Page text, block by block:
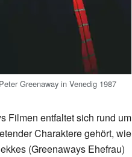
Peter Greenaway in Venedig 1987
Filmen entfaltet sich rund um
Charaktere gehört, wie
(Greenaways Ehefrau)